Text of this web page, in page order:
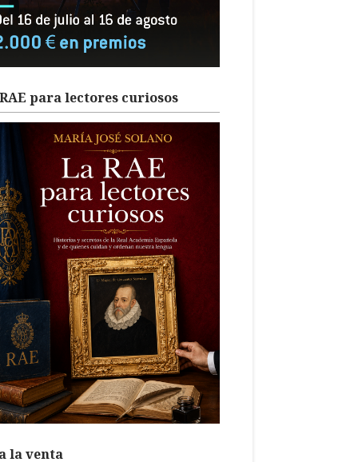
para lectores curiosos
la venta